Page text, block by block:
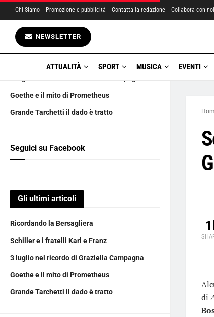
Gli ultimi articoli
Ricordando la Bersagliera
Schiller e i fratelli Karl e Franz
Goethe e il mito di Prometheus
Grande Tarchetti il dado è tratto
Seguici su Facebook
Gli ultimi articoli
Ricordando la Bersagliera
Schiller e i fratelli Karl e Franz
3 luglio nel ricordo di Graziella Campagna
Goethe e il mito di Prometheus
Grande Tarchetti il dado è tratto
Chi Siamo Promozione e pubblicità Contatta la redazione Collabora con noi
NEWSLETTER
ATTUALITÀ SPORT MUSICA EVENTI
di